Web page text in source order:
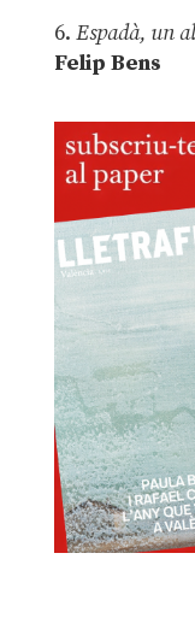
6. Espadà, un
Felip Bens